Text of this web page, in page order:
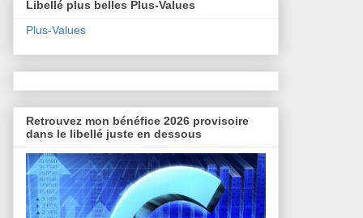
Libellé plus belles Plus-Values
Plus-Values
Retrouvez mon bénéfice 2026 provisoire
dans le libellé juste en dessous